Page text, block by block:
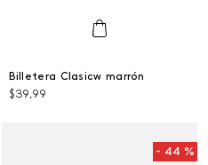
Talla Única
AGREGAR AL CARRITO
Billetera Clasicw marrón
$39,99
44 %